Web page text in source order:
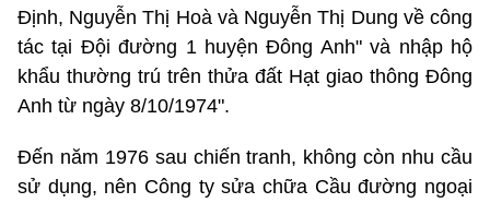
Định, Nguyễn Thị Hoà và Nguyễn Thị Dung về công
tác tại Đội đường 1 huyện Đông Anh" và nhập hộ
khẩu thường trú trên thửa đất Hạt giao thông Đông
Anh từ ngày 8/10/1974".
Đến năm 1976 sau chiến tranh, không còn nhu cầu
sử dụng, nên Công ty sửa chữa Cầu đường ngoại